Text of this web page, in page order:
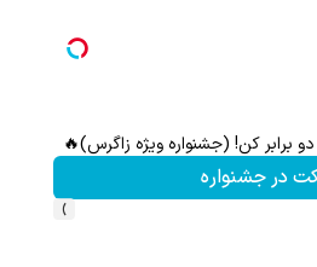
برابر کن! (جشنواره ویژه زاگرس)🔥
در جشنواره
›